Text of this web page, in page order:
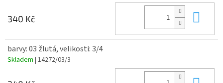
340 Kč
barvy: 03 žlutá, velikosti: 3/4
Skladem | 14272/03/3